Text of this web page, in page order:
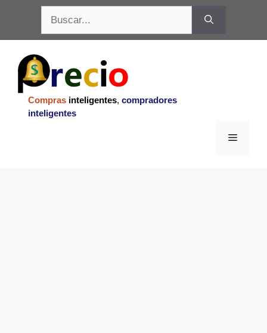
contenido
Compras inteligentes, compradores
inteligentes
Menu